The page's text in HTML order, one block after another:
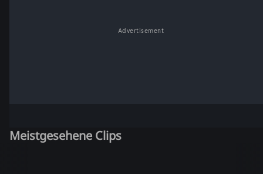
Advertisement
Meistgesehene Clips